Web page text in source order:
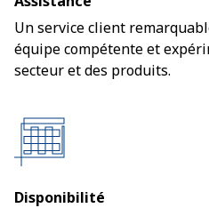
Un service client
équipe compétente et
secteur et des produits.
Disponibilité